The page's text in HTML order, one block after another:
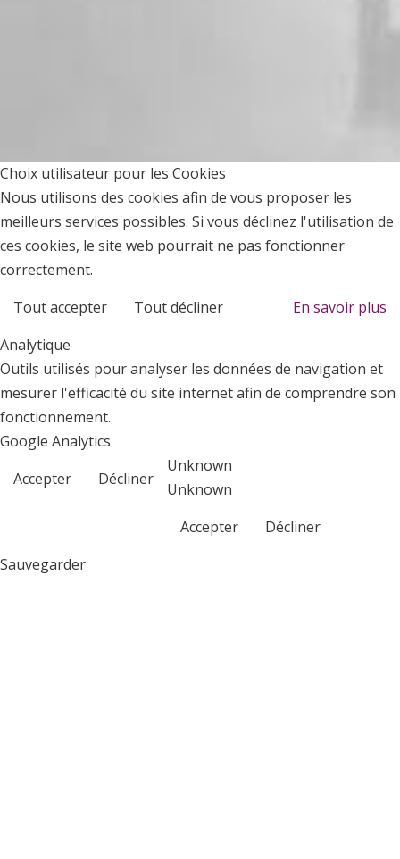
Choix utilisateur pour les Cookies
Nous utilisons des cookies afin de vous proposer les
meilleurs services possibles. Si vous déclinez l'utilisation de
ces cookies, le site web pourrait ne pas fonctionner
correctement.
Tout accepter
Tout décliner
En savoir plus
Analytique
Outils utilisés pour analyser les données de navigation et
mesurer l'efficacité du site internet afin de comprendre son
fonctionnement.
Google Analytics
Accepter
Décliner
Unknown
Unknown
Accepter
Décliner
Sauvegarder